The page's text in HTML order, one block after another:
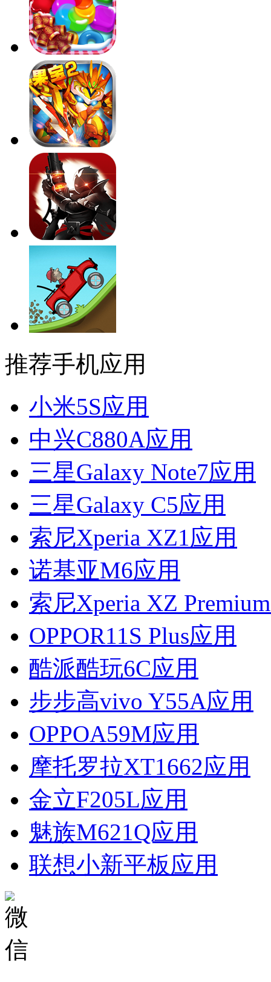
推荐手机应用
小米5S应用
中兴C880A应用
三星Galaxy Note7应用
三星Galaxy C5应用
索尼Xperia XZ1应用
诺基亚M6应用
索尼Xperia XZ
OPPOR11S Plus应用
酷派酷玩6C应用
步步高vivo Y55A应用
OPPOA59M应用
摩托罗拉XT1662应用
金立F205L应用
魅族M621Q应用
联想小新平板应用